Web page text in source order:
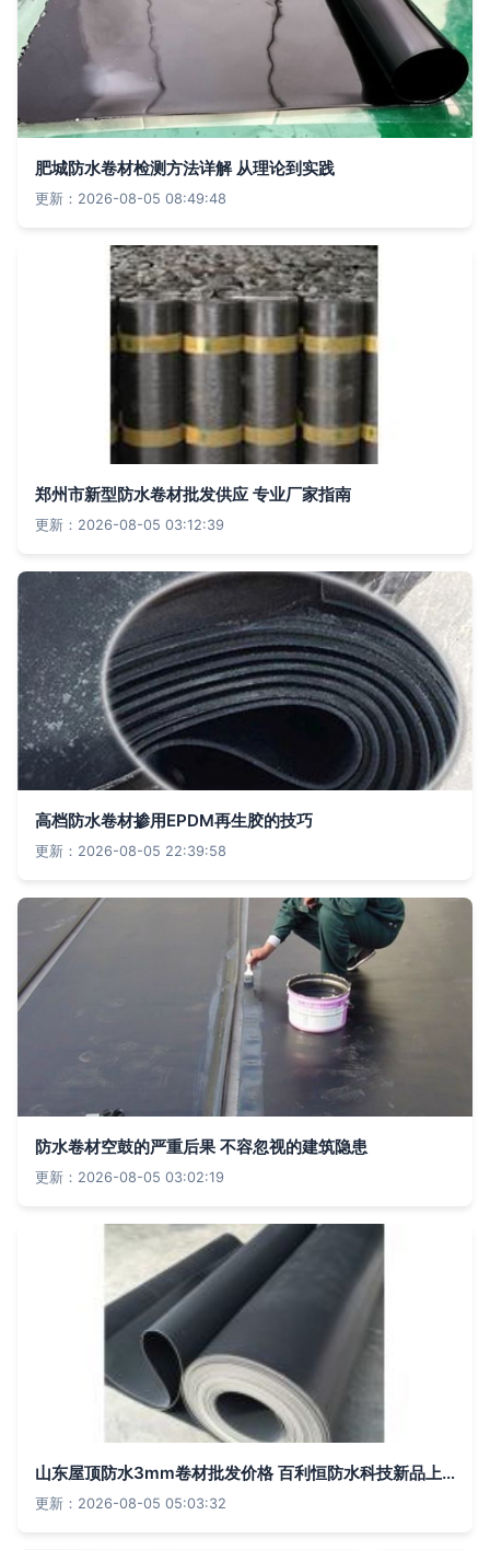
肥城防水卷材检测方法详解 从理论到实践
更新：2026-08-05 08:49:48
郑州市新型防水卷材批发供应 专业厂家指南
更新：2026-08-05 03:12:39
高档防水卷材掺用EPDM再生胶的技巧
更新：2026-08-05 22:39:58
防水卷材空鼓的严重后果 不容忽视的建筑隐患
更新：2026-08-05 03:02:19
山东屋顶防水3mm卷材批发价格 百利恒防水科技新品上市打造优质防水屏障
更新：2026-08-05 05:03:32